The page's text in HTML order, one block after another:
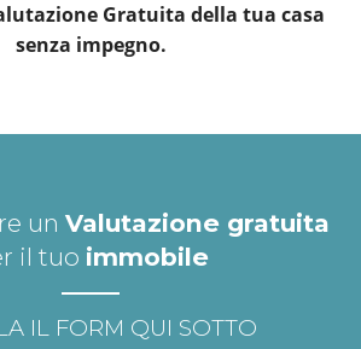
Gratuita della tua casa
senza impegno.
un Valutazione gratuita
il tuo immobile
IL FORM QUI SOTTO